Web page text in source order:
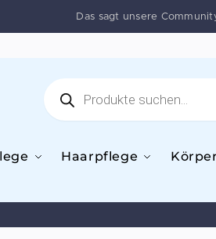
Das sagt unsere
Haarpflege